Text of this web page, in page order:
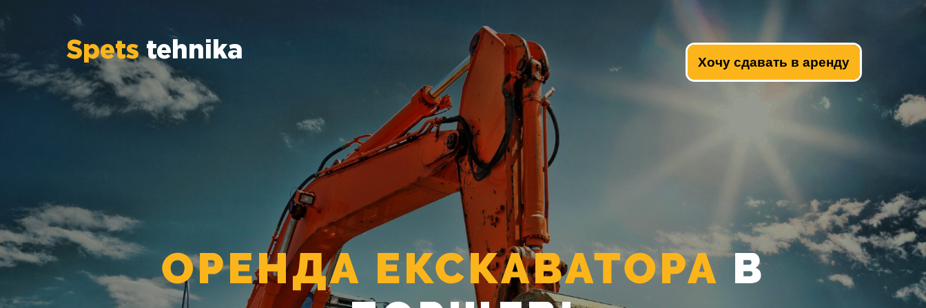
Spetstehnika Хочу сдавать в аренду
ОРЕНДА ЕКСКАВАТОРАВ